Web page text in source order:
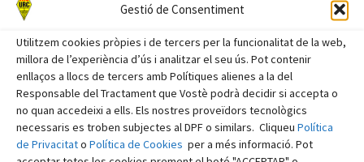
Gestió de Consentiment
Utilitzem cookies pròpies i de tercers per la funcionalitat de la web,
millora de l’experiència d’ús i analitzar el seu ús. Pot contenir
enllaços a llocs de tercers amb Polítiques alienes a la del
Responsable del Tractament que Vostè podrà decidir si accepta o
no quan accedeixi a ells. Els nostres proveïdors tecnològics
necessaris es troben subjectes al DPF o similars. Cliqueu Política
de Privacitato Política de Cookies per a més informació. Pot
març 2024
febrer 2024
gener 2024
desembre 2023
novembre 2023
octubre 2023